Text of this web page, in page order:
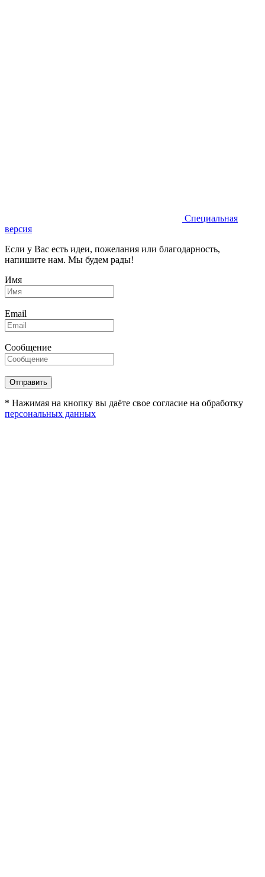
Специальная
версия
Если у Вас есть идеи, пожелания или благодарность,
напишите нам. Мы будем рады!
Имя
Email
Сообщение
* Нажимая на кнопку вы даёте свое согласие на обработку
персональных данных